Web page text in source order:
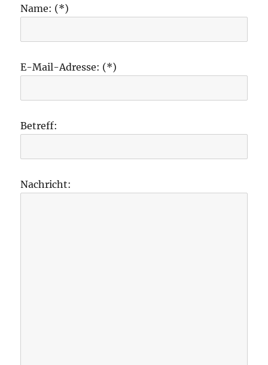
Name: (*)
E-Mail-Adresse: (*)
Betreff:
Nachricht: